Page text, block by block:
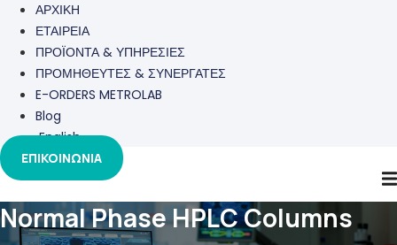
ΑΡΧΙΚΗ
ΕΤΑΙΡΕΙΑ
ΠΡΟΪΟΝΤΑ & ΥΠΗΡΕΣΙΕΣ
ΠΡΟΜΗΘΕΥΤΕΣ & ΣΥΝΕΡΓΑΤΕΣ
E-ORDERS METROLAB
Blog
English
ΕΠΙΚΟΙΝΩΝΙΑ
Normal Phase HPLC Columns